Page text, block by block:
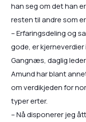
han seg om det han
resten til andre som
– Erfaringsdeling og
gode, er
Gangnæs, daglig
Amund har blant
om verdikjeden for
typer erter.
– Nå disponerer jeg